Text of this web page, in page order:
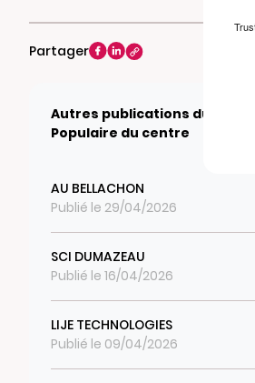
Partager
Autres publications du journal
Populaire du centre
AU BELLACHON
Publié le 29/04/2026
SCI DUMAZEAU
Publié le 16/04/2026
LIJE TECHNOLOGIES
Publié le 09/04/2026